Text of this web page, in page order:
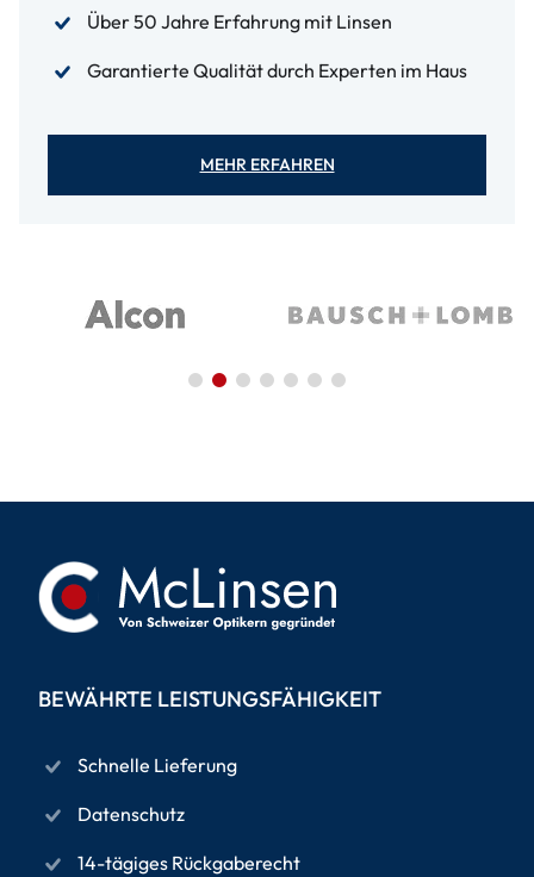
Über 50 Jahre Erfahrung mit Linsen
Garantierte Qualität durch Experten im Haus
MEHR ERFAHREN
BEWÄHRTE LEISTUNGSFÄHIGKEIT
Schnelle Lieferung
Datenschutz
14-tägiges Rückgaberecht